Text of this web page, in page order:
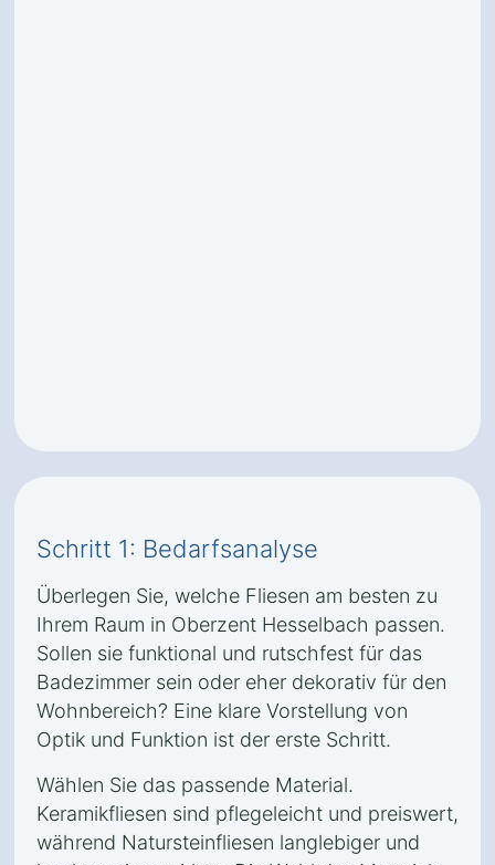
Schritt 1: Bedarfsanalyse
Überlegen Sie, welche Fliesen am besten zu
Ihrem Raum in Oberzent Hesselbach passen.
Sollen sie funktional und rutschfest für das
Badezimmer sein oder eher dekorativ für den
Wohnbereich? Eine klare Vorstellung von
Optik und Funktion ist der erste Schritt.
Wählen Sie das passende Material.
Keramikfliesen sind pflegeleicht und preiswert,
während Natursteinfliesen langlebiger und